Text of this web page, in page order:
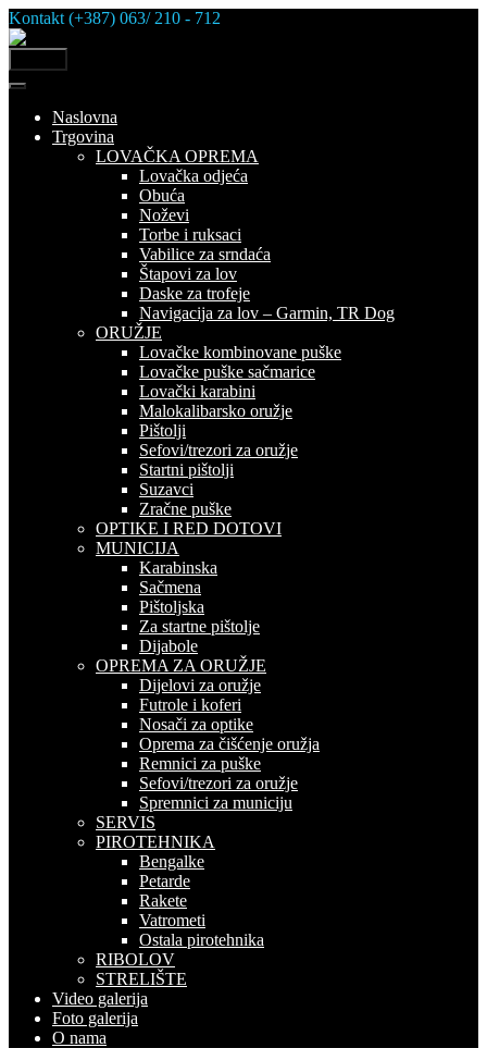
Skip
to
content
Kontakt (+387) 063/ 210 - 712
Naslovna
Trgovina
LOVAČKA OPREMA
Lovačka odjeća
Obuća
Noževi
Torbe i ruksaci
Vabilice za srndaća
Štapovi za lov
Daske za trofeje
Navigacija za lov – Garmin, TR Dog
ORUŽJE
Lovačke kombinovane puške
Lovačke puške sačmarice
Lovački karabini
Malokalibarsko oružje
Pištolji
Sefovi/trezori za oružje
Startni pištolji
Suzavci
Zračne puške
OPTIKE I RED DOTOVI
MUNICIJA
Karabinska
Sačmena
Pištoljska
Za startne pištolje
Dijabole
OPREMA ZA ORUŽJE
Dijelovi za oružje
Futrole i koferi
Nosači za optike
Oprema za čišćenje oružja
Remnici za puške
Sefovi/trezori za oružje
Spremnici za municiju
SERVIS
PIROTEHNIKA
Bengalke
Petarde
Rakete
Vatrometi
Ostala pirotehnika
RIBOLOV
STRELIŠTE
Video galerija
Foto galerija
O nama